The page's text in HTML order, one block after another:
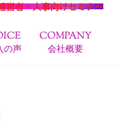
営者・人事向けセミナー
の声
COMPANY
会社概要